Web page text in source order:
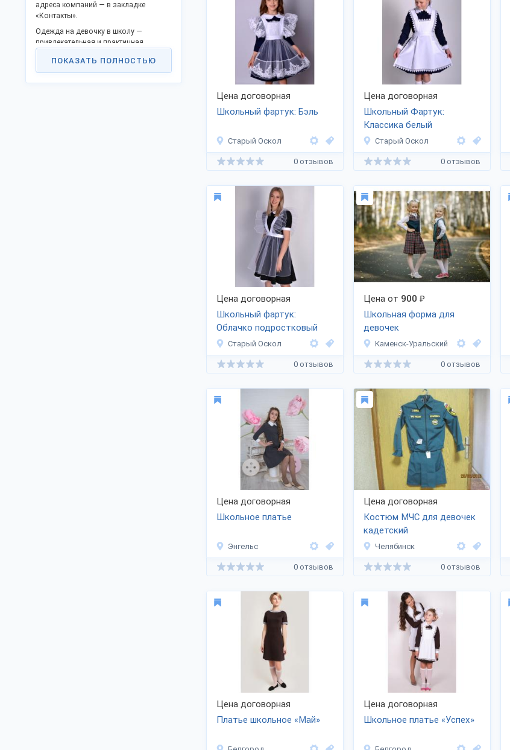
Цена договорная
Школьный фартук: Бэль
Старый Оскол
0 отзывов
Цена договорная
Школьный Фартук:
Классика белый
Старый Оскол
0 отзывов
Цена договорная
Школьный фартук:
Облачко подростковый
Старый Оскол
0 отзывов
Цена от 900 ₽
Школьная форма для
девочек
Каменск-Уральский
0 отзывов
Цена договорная
Школьное платье
Энгельс
0 отзывов
Цена договорная
Костюм МЧС для девочек
кадетский
Челябинск
0 отзывов
Цена договорная
Платье школьное «Май»
Цена договорная
Школьное платье «Успех»
адреса компаний — в закладке
«Контакты».
Одежда на девочку в школу —
привлекательная и практичная
Дизайн разрабатывается
профессиональными дизайнерами.
ПОКАЗАТЬ ПОЛНОСТЬЮ